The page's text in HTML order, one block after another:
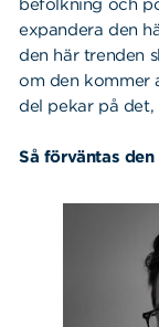
befolkning och
expandera den
den här trenden
om den kommer
del pekar på det,
Så förväntas